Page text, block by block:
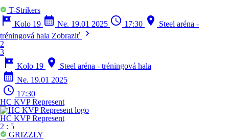
T-Strikers
tour Kolo 19 calendar_month Ne. 19.01 2025 schedule 17:30 location_on Steel aréna -
tréningová hala Zobraziť chevron_right
2
3
tour Kolo 19 location_on Steel aréna - tréningová hala
calendar_month Ne. 19.01 2025
schedule 17:30
HC KVP Represent
HC KVP Represent
2 : 5
GRIZZLY